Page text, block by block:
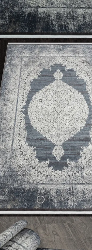
Серый,
?
Вискоза
Турция
50%
?
Низкий
1 225 000
5 мм
1750 г/м²